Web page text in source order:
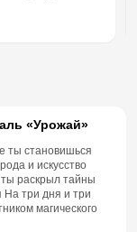
«Урожай»
ты становишься
и искусство
раскрыл тайны
На три дня и три
магического